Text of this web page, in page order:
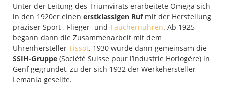
Unter der Leitung des Triumvirats erarbeitete Omega sich
in den 1920er einen erstklassigen Rufmit der Herstellung
präziser Sport-, Flieger- und Tauchernuhren. Ab 1925
begann dann die Zusammenarbeit mit dem
Uhrenhersteller Tissot. 1930 wurde dann gemeinsam die
SSIH-Gruppe (Société Suisse pour l’Industrie Horlogère) in
Genf gegründet, zu der sich 1932 der Werkehersteller
Lemania gesellte.